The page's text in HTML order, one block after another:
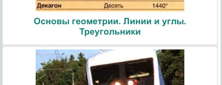
Основы геометрии. Линии и углы.
Треугольники